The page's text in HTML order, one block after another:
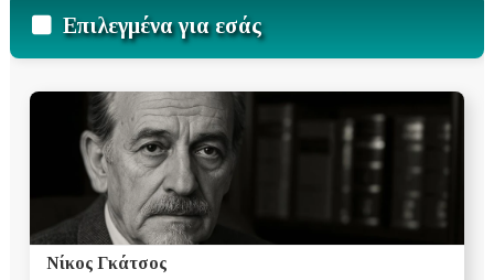
Επιλεγμένα για εσάς
Νίκος Γκάτσος